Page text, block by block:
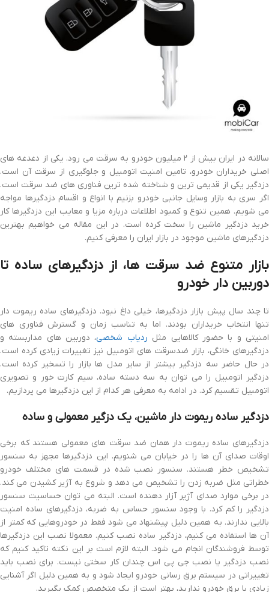
سالانه در ایران بیش از ۲ میلیون خودرو به سرقت می رود. یکی از دغدغه های
اصلی خریداران خودرو، تامین امنیت اتومبیل و جلوگیری از سرقت آن است.
دزدگیر یکی از قدیمی ترین و شناخته شده ترین فناوری های ضد سرقت است.
اگر سری به بازار وسایل جانبی خودرو بزنیم با انواع و اقسام دزدگیرها مواجه
می شویم. همین تنوع و کمبود اطلاعات درباره مزیا و معایب این دزدگیرها کار
خرید دزدگیر ماشین را سخت کرده است. در این مقاله می خواهیم بهترین
دزدگیرهای ماشین موجود در بازار ایران را معرفی کنیم.
بازار متنوع ضد سرقت ها، از دزدگیرهای ساده تا
دوربین دار خودرو
تا چند سال پیش بازار دزدگیرها، خیلی داغ نبود. دزدگیرهای ساده ریموت دار
تنها انتخاب خریداران بودند. اما به تناسب زمان و گسترش فناوری های
امنیتی و با حضور کالاهایی مثل ردیاب شخصی، دوربین های مداربسته و
دزدگیرهای خانگی، بازار ضدسرقت های اتومبیل نیز تغییرات زیادی کرده است.
در حال حاضر سه دزدگیر بیشتر از سایر مدل ها بازار را تسخیر کرده است.
دزدگیر اتومبیل را می توان به سه دسته ساده، سیم کارت خور و تصویری
اتومبیل تقسیم کرد. در ادامه به معرفی هر کدام از این دزدگیرها می پردازیم.
دزدگیر ساده ریموت دار ماشین، یک دزگیر معمولی و ساده
دزدگیرهای ساده ریموت دار همان ضد سرقت های معمولی هستند که برخی
اوقات صدای آن ها را در خیابان می شنویم. این دزدگیرها مجهز به سنسور
تشخیص خطر هستند. سنسور نصب شده در قسمت های مختلف خودرو
خطراتی مثل ضربه زدن را تشخیص می دهد و شروع به آژیر کشیدن می کند.
در برخی موارد صدای آژیر آزار دهنده است. البته می توان حساسیت سنسور
دزدگیر را کم کرد. با وجود سنسور حساس به ضربه، دزدگیرهای ساده امنیت
بالایی ندارند. به همین دلیل پیشنهاد می شود فقط در خودروهایی که کمتر از
آن ها استفاده می کنیم، دزدگیر ساده نصب کنیم. معمولا نصب این دزدگیرها
توسط فروشندگان انجام می شود. البته لازم است بر این نکته تاکید کنیم که
نصب دزدگیر یا نصب جی پی اس چندان کار سختی نیست. برای نصب باید
تغییراتی در سیستم برق رسانی خودرو ایجاد شود و به همین دلیل اگر آشنایی
زیادی با برق خودرو ندارید، بهتر است از یک متخصص کمک بگیرید.